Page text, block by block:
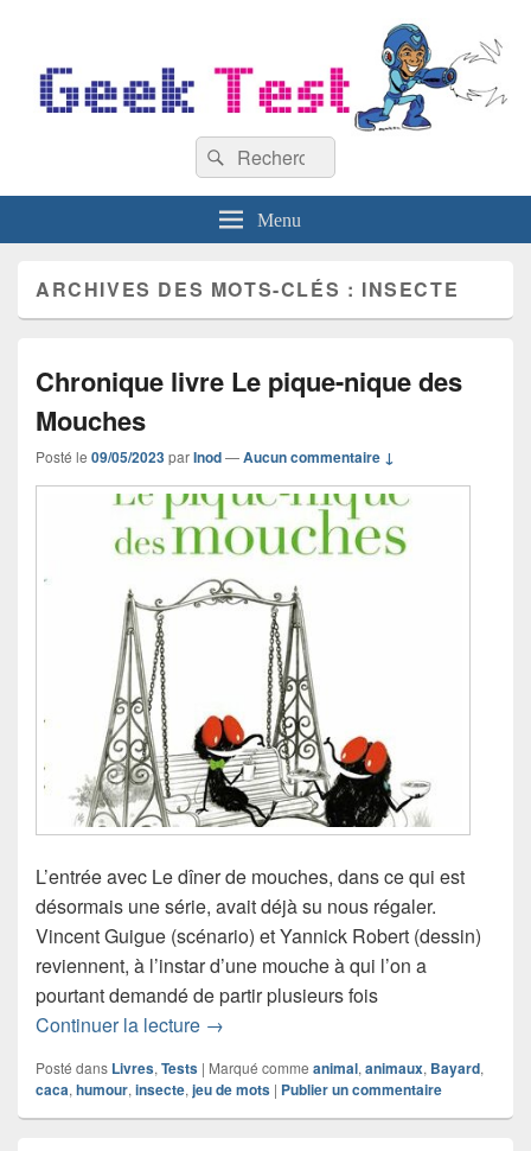
Recherche :
Rechercher
Menu
ARCHIVES DES MOTS-CLÉS : INSECTE
Chronique livre Le pique-nique des
Mouches
Posté le 09/05/2023parInod—Aucun commentaire ↓
L’entrée avec Le dîner de mouches, dans ce qui est
désormais une série, avait déjà su nous régaler.
Vincent Guigue (scénario) et Yannick Robert (dessin)
reviennent, à l’instar d’une mouche à qui l’on a
pourtant demandé de partir plusieurs fois
Continuer la lecture Chronique livre Le pique-nique des
→
Posté dans Livres, Tests | Marqué comme animal, animaux, Bayard,
caca, humour, insecte, jeu de mots | Publier un commentaire